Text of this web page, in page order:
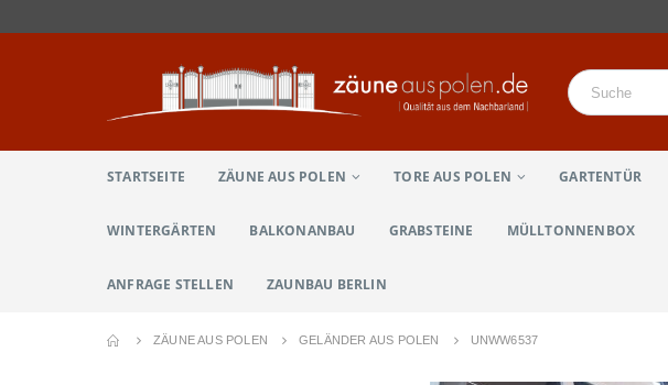
STARTSEITE ZÄUNE AUS POLEN TORE AUS POLEN GARTENTÜR
WINTERGÄRTEN BALKONANBAU GRABSTEINE MÜLLTONNENBOX
ANFRAGE STELLEN ZAUNBAU BERLIN
ZÄUNE AUS POLEN GELÄNDER AUS POLEN UNWW6537